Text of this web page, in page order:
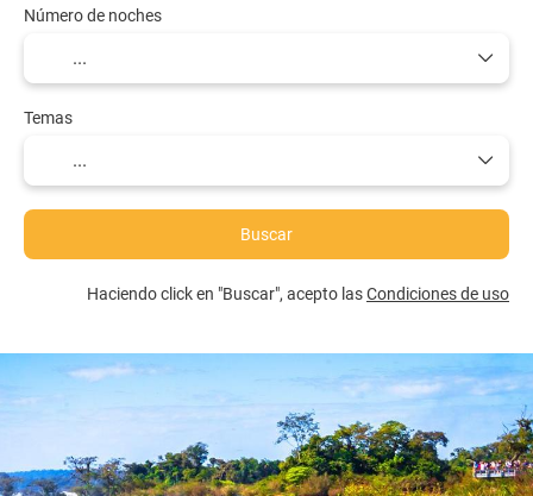
Número de noches
Temas
Buscar
Haciendo click en "Buscar", acepto lasCondiciones de uso